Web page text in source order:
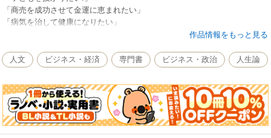
「商売を成功させて金運に恵まれたい」
「病気を治して健康になりたい」
――あなたの願いを叶える、
日本古来からのパワースポット「神社・お寺」。
そんな「神社・お寺」をご利益別にまとめました!
あなたにベストの神社をこの本が教えてくれますよ。
作品情報をもっと見る
人文 ビジネス・経済 専門書 ビジネス・政治 人生論